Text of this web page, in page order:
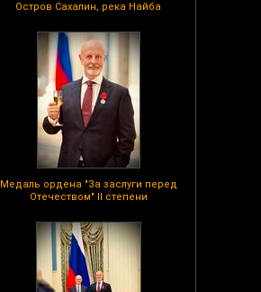
Остров Сахалин, река Найба
Медаль ордена "За заслуги перед
Отечеством" II степени